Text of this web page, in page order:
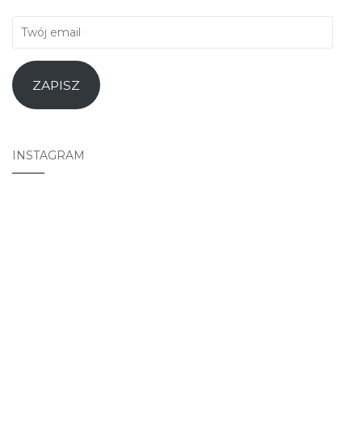
Twój
ZAPISZ
INSTAGRAM